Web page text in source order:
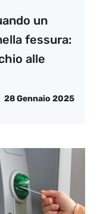
un
fessura:
alle
28 Gennaio 2025